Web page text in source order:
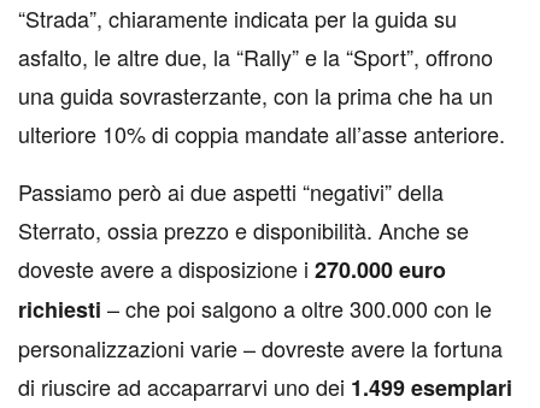
“Strada”, chiaramente indicata per la guida su
asfalto, le altre due, la “Rally” e la “Sport”, offrono
una guida sovrasterzante, con la prima che ha un
ulteriore 10% di coppia mandate all’asse anteriore.
Passiamo però ai due aspetti “negativi” della
Sterrato, ossia prezzo e disponibilità. Anche se
doveste avere a disposizione i 270.000 euro
richiesti – che poi salgono a oltre 300.000 con le
personalizzazioni varie – dovreste avere la fortuna
di riuscire ad accaparrarvi uno dei 1.499 esemplari